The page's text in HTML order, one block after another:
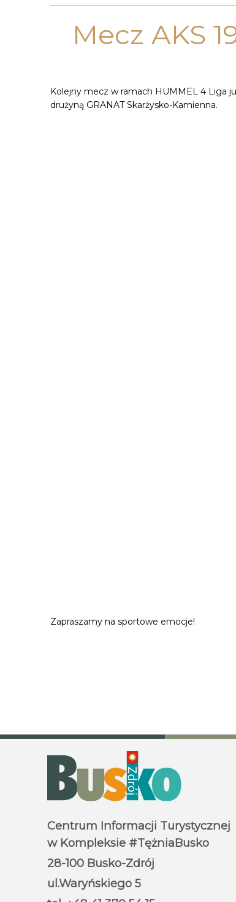
Mecz AKS
Kolejny mecz w ramach HUMMEL 4 Liga
drużyną GRANAT Skarżysko-Kamienna.
Zapraszamy na sportowe emocje!
Centrum Informacji Turystycznej
w Kompleksie #TężniaBusko
28-100 Busko-Zdrój
ul.Waryńskiego 5